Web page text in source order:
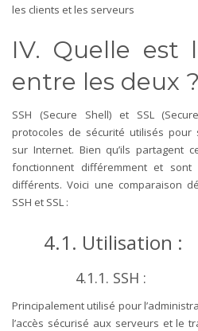
les clients et les serveurs
IV. Quelle est
entre les deux ?
SSH (Secure Shell) et SSL
protocoles de sécurité utilisés pour
sur Internet. Bien qu’ils partagent
fonctionnent différemment et
différents. Voici une comparaison
SSH et SSL :
4.1. Utilisation :
4.1.1. SSH :
Principalement utilisé pour
l’accès sécurisé aux serveurs et le